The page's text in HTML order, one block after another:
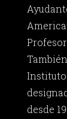
Instituto
desde